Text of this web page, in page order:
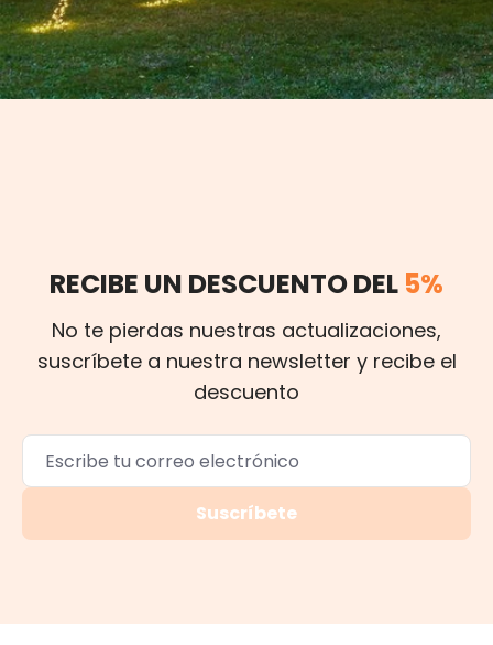
RECIBE UN DESCUENTO DEL 5%
No te pierdas nuestras actualizaciones,
suscríbete a nuestra newsletter y recibe el
descuento
Suscríbete